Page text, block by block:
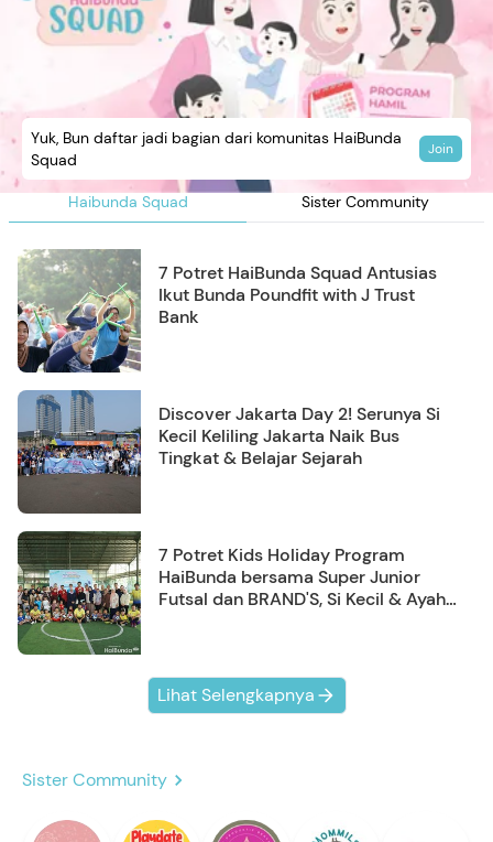
Haibunda Squad Sister Community
Yuk, Bun daftar jadi bagian dari komunitas HaiBunda
Squad
Join
7 Potret HaiBunda Squad Antusias
Ikut Bunda Poundfit with J Trust
Bank
Discover Jakarta Day 2! Serunya Si
Kecil Keliling Jakarta Naik Bus
Tingkat & Belajar Sejarah
7 Potret Kids Holiday Program
HaiBunda bersama Super Junior
Futsal dan BRAND'S, Si Kecil & Ayah
Lihat Selengkapnya
Sister Community